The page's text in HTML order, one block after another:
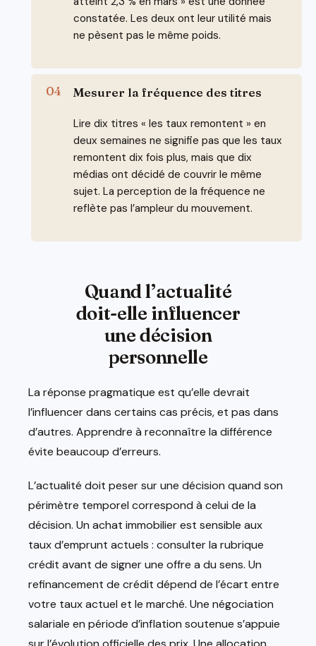
constatée. Les deux ont leur utilité mais
ne pèsent pas le même poids.
Mesurer la fréquence des titres
Lire dix titres « les taux remontent » en
deux semaines ne signifie pas que les taux
remontent dix fois plus, mais que dix
médias ont décidé de couvrir le même
sujet. La perception de la fréquence ne
reflète pas l’ampleur du mouvement.
Quand l’actualité
doit-elle influencer
une décision
personnelle
La réponse pragmatique est qu’elle devrait
l’influencer dans certains cas précis, et pas dans
d’autres. Apprendre à reconnaître la différence
évite beaucoup d’erreurs.
L’actualité doit peser sur une décision quand son
périmètre temporel correspond à celui de la
décision. Un achat immobilier est sensible aux
taux d’emprunt actuels : consulter la rubrique
crédit avant de signer une offre a du sens. Un
refinancement de crédit dépend de l’écart entre
votre taux actuel et le marché. Une négociation
salariale en période d’inflation soutenue s’appuie